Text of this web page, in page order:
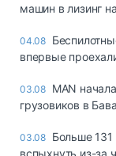
машин в лизинг
04.08
впервые
03.08 MAN
грузовиков в
03.08 Больше
вспыхнуть из-за